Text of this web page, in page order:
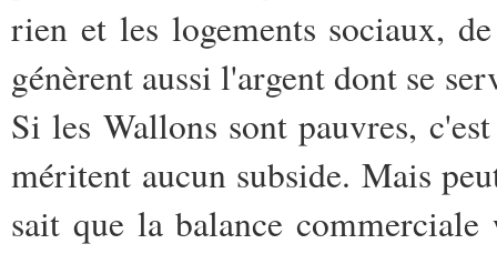
rien et les logements sociaux,
génèrent aussi l'argent dont se
Si les Wallons sont pauvres,
méritent aucun subside. Mais
sait que la balance